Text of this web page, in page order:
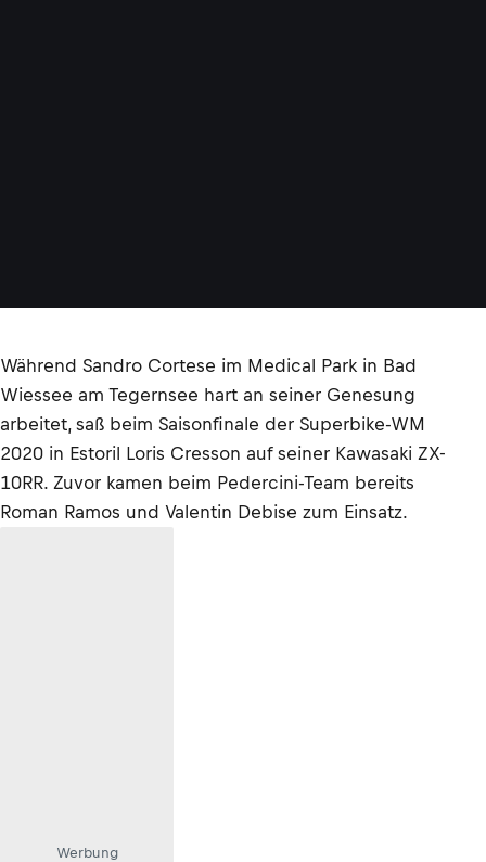
Während Sandro Cortese im Medical Park in Bad
Wiessee am Tegernsee hart an seiner Genesung
arbeitet, saß beim Saisonfinale der Superbike-WM
2020 in Estoril Loris Cresson auf seiner Kawasaki ZX-
10RR. Zuvor kamen beim Pedercini-Team bereits
Roman Ramos und Valentin Debise zum Einsatz.
Werbung